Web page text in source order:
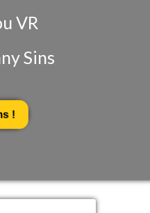
VR
Sins
!